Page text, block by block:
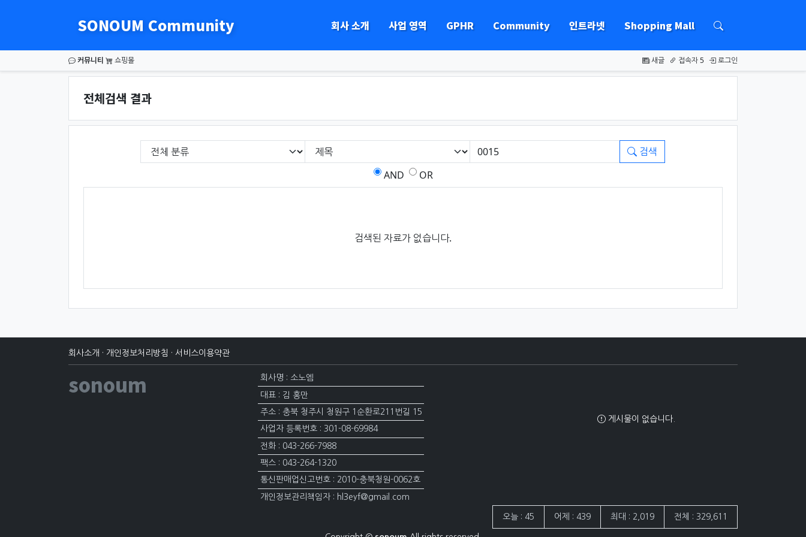
SONOUM Community 회사 소개 사업 영역 GPHR Community 인트라넷 Shopping Mall
커뮤니티 쇼핑몰 새글 접속자 5 로그인
전체검색 결과
게시판 그룹선택
검색조건
검색어필수
검색
AND
OR
검색된 자료가 없습니다.
회사소개 · 개인정보처리방침 · 서비스이용약관
sonoum 회사명 : 소노엠
대표 : 김 홍만
주소 : 충북 청주시 청원구 1순환로211번길 15
사업자 등록번호 : 301-08-69984
전화 : 043-266-7988
팩스 : 043-264-1320
통신판매업신고번호 : 2010-충북청원-0062호
개인정보관리책임자 : hl3eyf@gmail.com
게시물이 없습니다.
접속자집계
오늘 : 45 어제 : 439 최대 : 2,019 전체 : 329,611